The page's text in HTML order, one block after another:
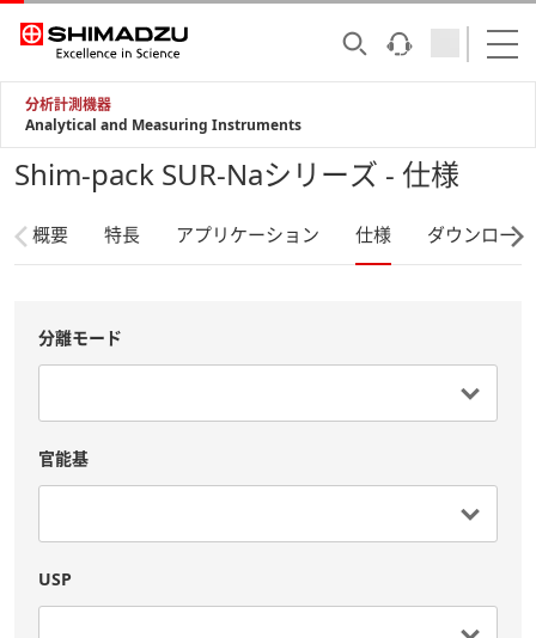
分析計測機器
Analytical and Measuring Instruments
Shim-pack SUR-Naシリーズ - 仕様
概要 特長 アプリケーション 仕様 ダウンロード
分離モード
官能基
USP